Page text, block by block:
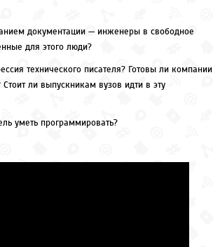
документации — инженеры в свободное
для этого люди?
технического писателя? Готовы ли компании
ли выпускникам вузов идти в эту
уметь программировать?